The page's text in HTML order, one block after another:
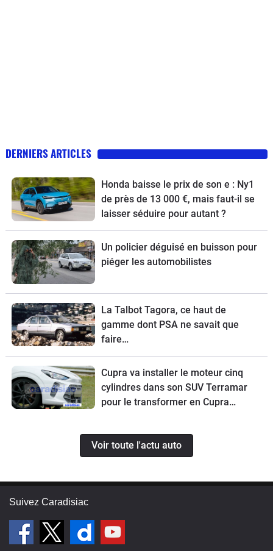
DERNIERS ARTICLES
Honda baisse le prix de son e : Ny1
de près de 13 000 €, mais faut-il se
laisser séduire pour autant ?
Un policier déguisé en buisson pour
piéger les automobilistes
La Talbot Tagora, ce haut de
gamme dont PSA ne savait que
faire…
Cupra va installer le moteur cinq
cylindres dans son SUV Terramar
pour le transformer en Cupra
Voir toute l'actu auto
Suivez Caradisiac